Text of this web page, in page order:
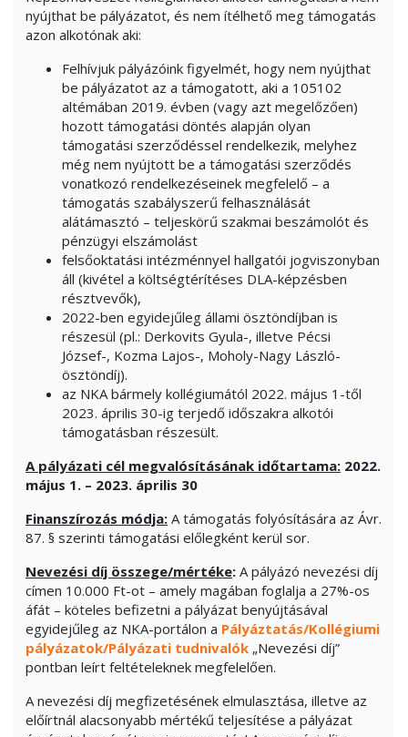
nyújthat be pályázatot, és nem ítélhető meg támogatás
azon alkotónak aki:
Felhívjuk pályázóink figyelmét, hogy nem nyújthat
be pályázatot az a támogatott, aki a 105102
altémában 2019. évben (vagy azt megelőzően)
hozott támogatási döntés alapján olyan
támogatási szerződéssel rendelkezik, melyhez
még nem nyújtott be a támogatási szerződés
vonatkozó rendelkezéseinek megfelelő – a
támogatás szabályszerű felhasználását
alátámasztó – teljeskörű szakmai beszámolót és
pénzügyi elszámolást
felsőoktatási intézménnyel hallgatói jogviszonyban
áll (kivétel a költségtérítéses DLA-képzésben
résztvevők),
2022-ben egyidejűleg állami ösztöndíjban is
részesül (pl.: Derkovits Gyula-, illetve Pécsi
József-, Kozma Lajos-, Moholy-Nagy László-
ösztöndíj).
az NKA bármely kollégiumától 2022. május 1-től
2023. április 30-ig terjedő időszakra alkotói
támogatásban részesült.
A pályázati cél megvalósításának időtartama: 2022.
május 1. – 2023. április 30
Finanszírozás módja: A támogatás folyósítására az Ávr.
87. § szerinti támogatási előlegként kerül sor.
Nevezési díj összege/mértéke: A pályázó nevezési díj
címen 10.000 Ft-ot – amely magában foglalja a 27%-os
áfát – köteles befizetni a pályázat benyújtásával
egyidejűleg az NKA-portálon a Pályáztatás/Kollégiumi
pályázatok/Pályázati tudnivalók „Nevezési díj”
pontban leírt feltételeknek megfelelően.
A nevezési díj megfizetésének elmulasztása, illetve az
előírtnál alacsonyabb mértékű teljesítése a pályázat